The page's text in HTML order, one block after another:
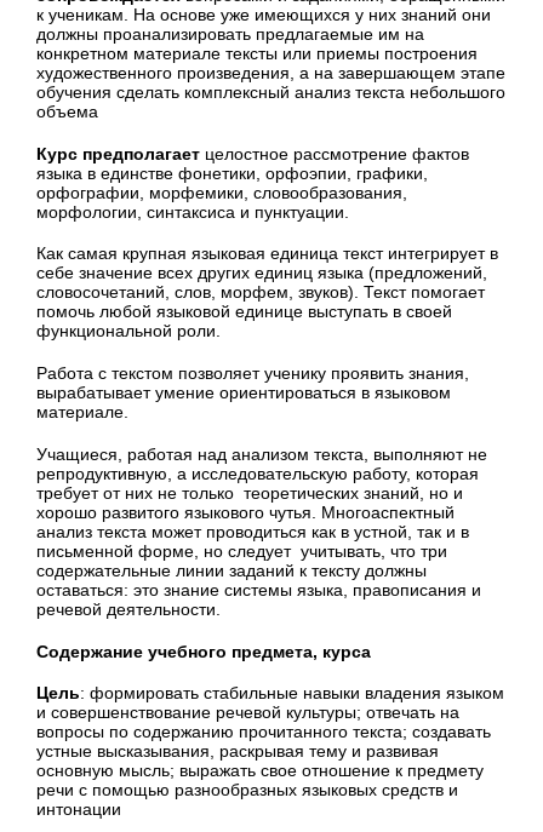
к ученикам. На основе уже имеющихся у них знаний они
должны проанализировать предлагаемые им на
конкретном материале тексты или приемы построения
художественного произведения, а на завершающем этапе
обучения сделать комплексный анализ текста небольшого
объема
Курс предполагает целостное рассмотрение фактов
языка в единстве фонетики, орфоэпии, графики,
орфографии, морфемики, словообразования,
морфологии, синтаксиса и пунктуации.
Как самая крупная языковая единица текст интегрирует в
себе значение всех других единиц языка (предложений,
словосочетаний, слов, морфем, звуков). Текст помогает
помочь любой языковой единице выступать в своей
функциональной роли.
Работа с текстом позволяет ученику проявить знания,
вырабатывает умение ориентироваться в языковом
материале.
Учащиеся, работая над анализом текста, выполняют не
репродуктивную, а исследовательскую работу, которая
требует от них не только теоретических знаний, но и
хорошо развитого языкового чутья. Многоаспектный
анализ текста может проводиться как в устной, так и в
письменной форме, но следует учитывать, что три
содержательные линии заданий к тексту должны
оставаться: это знание системы языка, правописания и
речевой деятельности.
Содержание учебного предмета, курса
Цель: формировать стабильные навыки владения языком
и совершенствование речевой культуры; отвечать на
вопросы по содержанию прочитанного текста; создавать
устные высказывания, раскрывая тему и развивая
основную мысль; выражать свое отношение к предмету
речи с помощью разнообразных языковых средств и
интонации